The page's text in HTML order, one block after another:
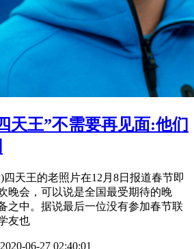
天王”不需要再见面:他们
四天王的老照片在12月8日报道春节即
晚会，可以说是全国最受期待的晚
之中。据说最后一位没有参加春节联
友也
06-27 02:40:01